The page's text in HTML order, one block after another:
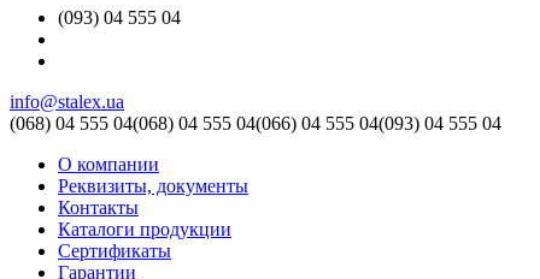
(093) 04 555 04
info@stalex.ua
(068) 04 555 04(068) 04 555 04(066) 04 555 04(093) 04 555 04
О компании
Реквизиты, документы
Контакты
Каталоги продукции
Сертификаты
Гарантии